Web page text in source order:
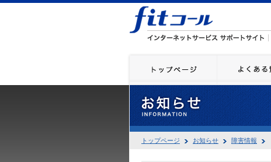
トップページ お知らせ 障害情報